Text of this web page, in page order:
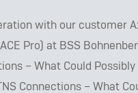
with our customer
ACE Pro) at BSS
– What Could Possibly
Connections – What